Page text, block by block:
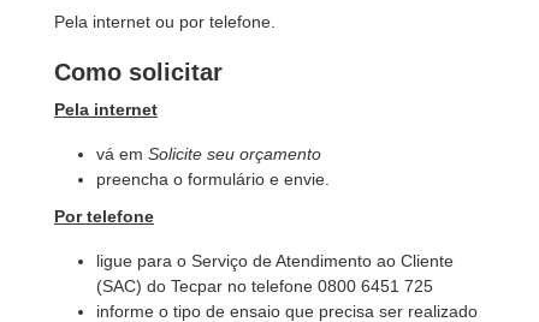
Pela internet ou por telefone.
Como solicitar
Pela internet
vá em Solicite seu orçamento
preencha o formulário e envie.
Por telefone
ligue para o Serviço de Atendimento ao Cliente
(SAC) do Tecpar no telefone 0800 6451 725
informe o tipo de ensaio que precisa ser realizado